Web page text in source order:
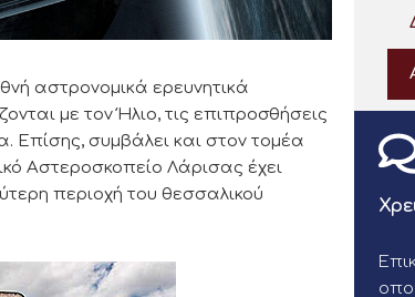
αστρονομικά ερευνητικά
με τον Ήλιο, τις επιπροσθήσεις
Επίσης, συμβάλει και στον τομέα
Αστεροσκοπείο Λάρισας έχει
περιοχή του θεσσαλικού